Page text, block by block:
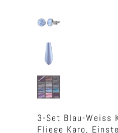
3-Set Blau-Weiss
Fliege Karo,